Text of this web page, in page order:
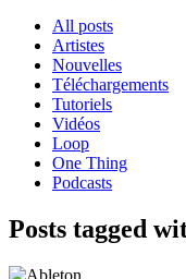
All posts
Artistes
Nouvelles
Téléchargements
Tutoriels
Vidéos
Loop
One Thing
Podcasts
Posts tagged